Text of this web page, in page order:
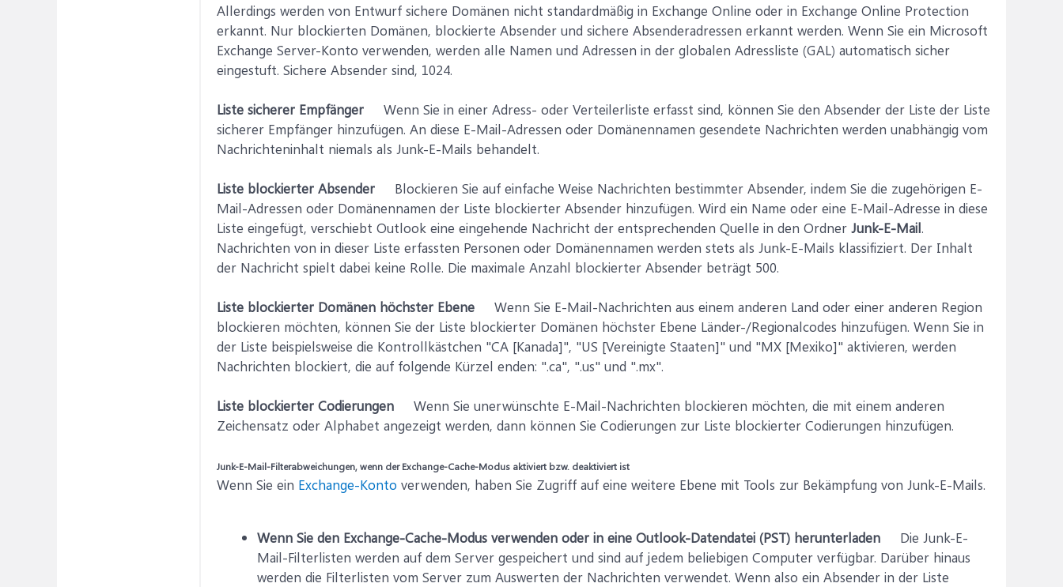
Allerdings werden von Entwurf sichere Domänen nicht standardmäßig in Exchange Online oder in Exchange Online Protection
erkannt. Nur blockierten Domänen, blockierte Absender und sichere Absenderadressen erkannt werden. Wenn Sie ein Microsoft
Exchange Server-Konto verwenden, werden alle Namen und Adressen in der globalen Adressliste (GAL) automatisch sicher
eingestuft. Sichere Absender sind, 1024.
Liste sicherer Empfänger Wenn Sie in einer Adress- oder Verteilerliste erfasst sind, können Sie den Absender der Liste der Liste
sicherer Empfänger hinzufügen. An diese E-Mail-Adressen oder Domänennamen gesendete Nachrichten werden unabhängig vom
Nachrichteninhalt niemals als Junk-E-Mails behandelt.
Liste blockierter Absender Blockieren Sie auf einfache Weise Nachrichten bestimmter Absender, indem Sie die zugehörigen E-
Mail-Adressen oder Domänennamen der Liste blockierter Absender hinzufügen. Wird ein Name oder eine E-Mail-Adresse in diese
Liste eingefügt, verschiebt Outlook eine eingehende Nachricht der entsprechenden Quelle in den Ordner Junk-E-Mail.
Nachrichten von in dieser Liste erfassten Personen oder Domänennamen werden stets als Junk-E-Mails klassifiziert. Der Inhalt
der Nachricht spielt dabei keine Rolle. Die maximale Anzahl blockierter Absender beträgt 500.
Liste blockierter Domänen höchster Ebene Wenn Sie E-Mail-Nachrichten aus einem anderen Land oder einer anderen Region
blockieren möchten, können Sie der Liste blockierter Domänen höchster Ebene Länder-/Regionalcodes hinzufügen. Wenn Sie in
der Liste beispielsweise die Kontrollkästchen "CA [Kanada]", "US [Vereinigte Staaten]" und "MX [Mexiko]" aktivieren, werden
Nachrichten blockiert, die auf folgende Kürzel enden: ".ca", ".us" und ".mx".
Liste blockierter Codierungen Wenn Sie unerwünschte E-Mail-Nachrichten blockieren möchten, die mit einem anderen
Zeichensatz oder Alphabet angezeigt werden, dann können Sie Codierungen zur Liste blockierter Codierungen hinzufügen.
Junk-E-Mail-Filterabweichungen, wenn der Exchange-Cache-Modus aktiviert bzw. deaktiviert ist
Wenn Sie ein Exchange-Konto verwenden, haben Sie Zugriff auf eine weitere Ebene mit Tools zur Bekämpfung von Junk-E-Mails.
Wenn Sie den Exchange-Cache-Modus verwenden oder in eine Outlook-Datendatei (PST) herunterladen Die Junk-E-
Mail-Filterlisten werden auf dem Server gespeichert und sind auf jedem beliebigen Computer verfügbar. Darüber hinaus
werden die Filterlisten vom Server zum Auswerten der Nachrichten verwendet. Wenn also ein Absender in der Liste